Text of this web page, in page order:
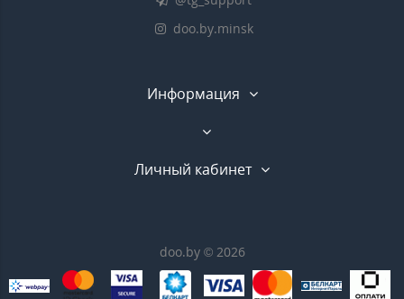
doo.by.minsk
Информация
Личный кабинет
doo.by © 2026